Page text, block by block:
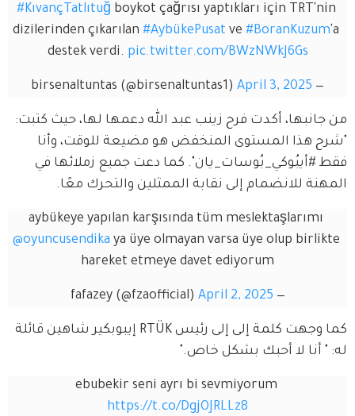
#KıvançTatlıtuğ boykot çağrısı yaptıkları için TRT'nin
dizilerinden çıkarılan #AybükePusat ve #BoranKuzum'a
destek verdi. pic.twitter.com/BWzNWkJ6Gs
— birsenaltuntas (@birsenaltuntas1)
April 3, 2025
من جانبها، أكدت فرح زينب عبد الله دعمها لها، حيث كتبت:
"شرح هذا المستوى المنخفض هو مضيعة للوقت، وأنا
فقط #أيبُوكي_بُوسات_يان". كما دعت جميع زملائها في
المهنة للانضمام إلى نقابة الممثلين والتحرك معًا.
aybükeye yapılan karşısında tüm meslektaşlarımı
@oyuncusendika ya üye olmayan varsa üye olup birlikte
hareket etmeye davet ediyorum
— fafazey (@fzaofficial)
April 2, 2025
كما وجهت كلمة إلى إلى رئيس RTÜK إيبوبكير شاهين قائلة
له: " أنا لا أحبك بشكل خاص."
ebubekir seni ayrı bi sevmiyorum
https://t.co/DgjOJRLLz8